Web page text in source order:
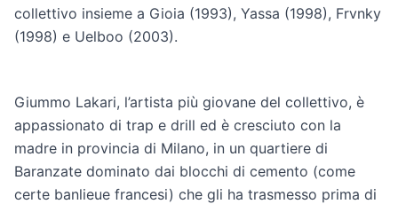
collettivo insieme a Gioia (1993), Yassa (1998), Frvnky
(1998) e Uelboo (2003).
Giummo Lakari, l’artista più giovane del collettivo, è
appassionato di trap e drill ed è cresciuto con la
madre in provincia di Milano, in un quartiere di
Baranzate dominato dai blocchi di cemento (come
certe banlieue francesi) che gli ha trasmesso prima di